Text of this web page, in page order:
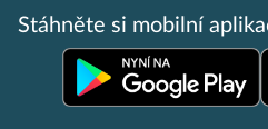
Stáhněte si mobilní